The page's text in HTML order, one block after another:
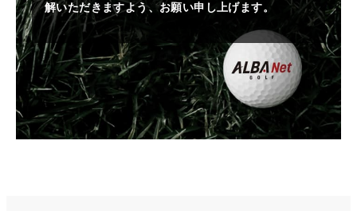
解いただきますよう、お願い申し上げます。